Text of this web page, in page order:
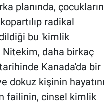
planında, çocukların
radikal
bu 'kimlik
Nitekim, daha birkaç
Kanada'da bir
dokuz kişinin hayatını
failinin, cinsel kimlik